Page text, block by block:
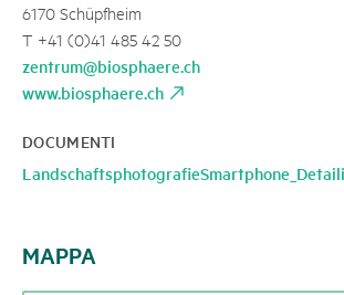
6170 Schüpfheim
T +41 (0)41 485 42 50
zentrum@biosphaere.ch
www.biosphaere.ch
DOCUMENTI
MAPPA